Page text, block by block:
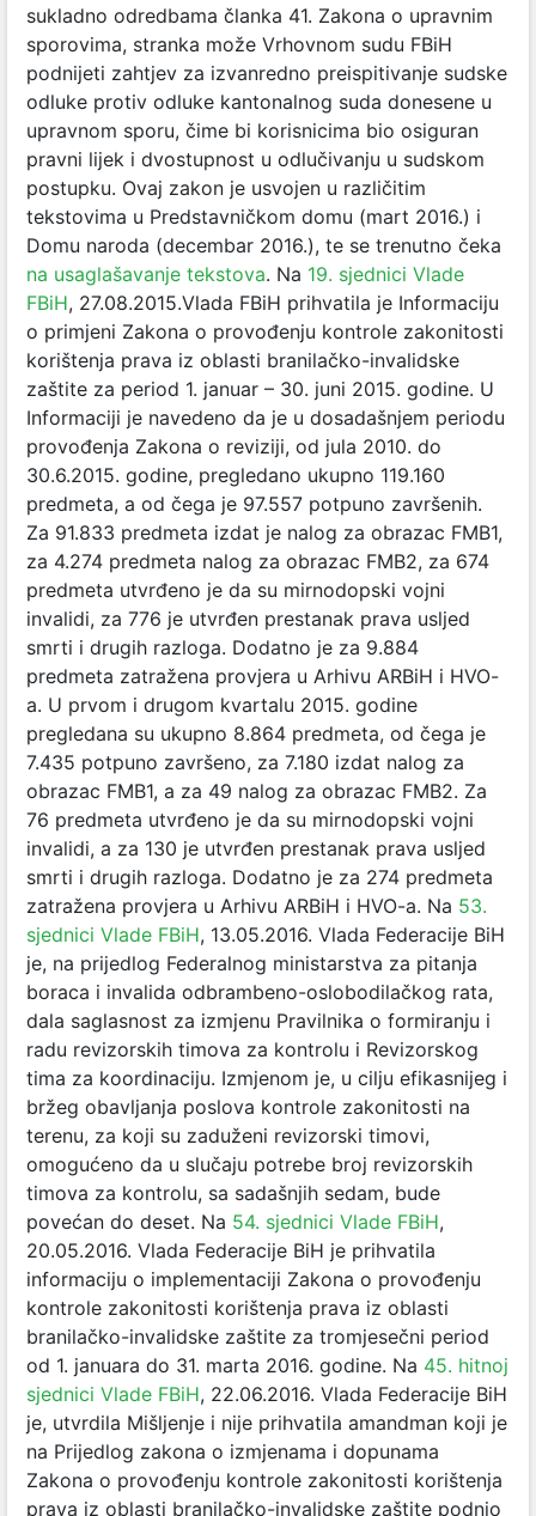
sukladno odredbama članka 41. Zakona o upravnim
sporovima, stranka može Vrhovnom sudu FBiH
podnijeti zahtjev za izvanredno preispitivanje sudske
odluke protiv odluke kantonalnog suda donesene u
upravnom sporu, čime bi korisnicima bio osiguran
pravni lijek i dvostupnost u odlučivanju u sudskom
postupku. Ovaj zakon je usvojen u različitim
tekstovima u Predstavničkom domu (mart 2016.) i
Domu naroda (decembar 2016.), te se trenutno čeka
na usaglašavanje tekstova. Na 19. sjednici Vlade
FBiH, 27.08.2015.Vlada FBiH prihvatila je Informaciju
o primjeni Zakona o provođenju kontrole zakonitosti
korištenja prava iz oblasti branilačko-invalidske
zaštite za period 1. januar – 30. juni 2015. godine. U
Informaciji je navedeno da je u dosadašnjem periodu
provođenja Zakona o reviziji, od jula 2010. do
30.6.2015. godine, pregledano ukupno 119.160
predmeta, a od čega je 97.557 potpuno završenih.
Za 91.833 predmeta izdat je nalog za obrazac FMB1,
za 4.274 predmeta nalog za obrazac FMB2, za 674
predmeta utvrđeno je da su mirnodopski vojni
invalidi, za 776 je utvrđen prestanak prava usljed
smrti i drugih razloga. Dodatno je za 9.884
predmeta zatražena provjera u Arhivu ARBiH i HVO-
a. U prvom i drugom kvartalu 2015. godine
pregledana su ukupno 8.864 predmeta, od čega je
7.435 potpuno završeno, za 7.180 izdat nalog za
obrazac FMB1, a za 49 nalog za obrazac FMB2. Za
76 predmeta utvrđeno je da su mirnodopski vojni
invalidi, a za 130 je utvrđen prestanak prava usljed
smrti i drugih razloga. Dodatno je za 274 predmeta
zatražena provjera u Arhivu ARBiH i HVO-a. Na 53.
sjednici Vlade FBiH, 13.05.2016. Vlada Federacije BiH
je, na prijedlog Federalnog ministarstva za pitanja
boraca i invalida odbrambeno-oslobodilačkog rata,
dala saglasnost za izmjenu Pravilnika o formiranju i
radu revizorskih timova za kontrolu i Revizorskog
tima za koordinaciju. Izmjenom je, u cilju efikasnijeg i
bržeg obavljanja poslova kontrole zakonitosti na
terenu, za koji su zaduženi revizorski timovi,
omogućeno da u slučaju potrebe broj revizorskih
timova za kontrolu, sa sadašnjih sedam, bude
povećan do deset. Na 54. sjednici Vlade FBiH,
20.05.2016. Vlada Federacije BiH je prihvatila
informaciju o implementaciji Zakona o provođenju
kontrole zakonitosti korištenja prava iz oblasti
branilačko-invalidske zaštite za tromjesečni period
od 1. januara do 31. marta 2016. godine. Na 45. hitnoj
sjednici Vlade FBiH, 22.06.2016. Vlada Federacije BiH
je, utvrdila Mišljenje i nije prihvatila amandman koji je
na Prijedlog zakona o izmjenama i dopunama
Zakona o provođenju kontrole zakonitosti korištenja
prava iz oblasti branilačko-invalidske zaštite podnio